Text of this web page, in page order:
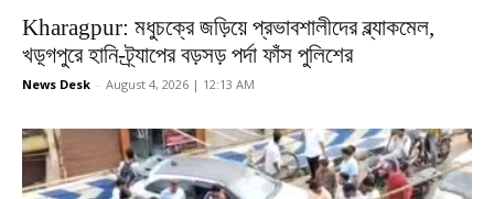
Kharagpur: মধুচক্রে জড়িয়ে প্রভাবশালীদের ব্ল্যাকমেল,
খড়্গপুরে হানি-ট্র্যাপের বড়সড় পর্দা ফাঁস পুলিশের
News Desk - August 4, 2026 | 12:13 AM